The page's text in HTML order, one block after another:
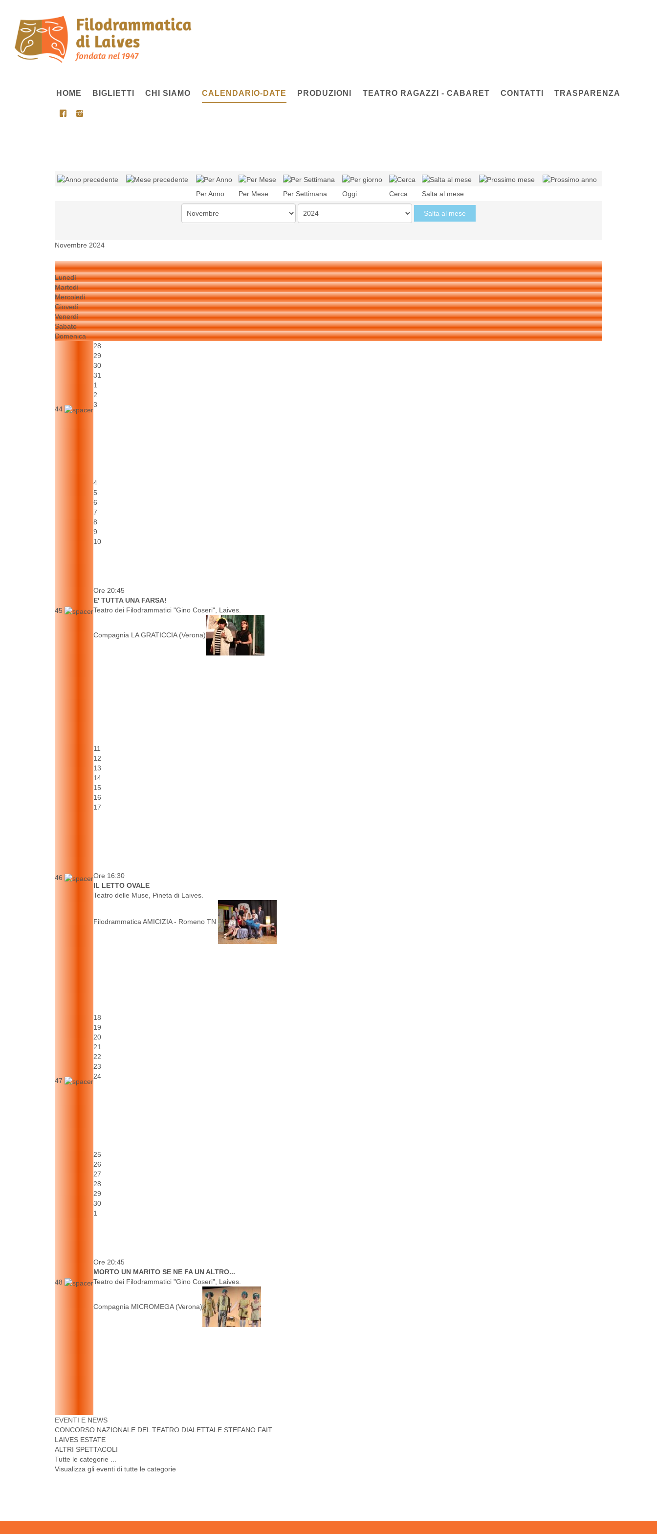
HOME BIGLIETTI CHI SIAMO CALENDARIO-DATE PRODUZIONI TEATRO RAGAZZI - CABARET CONTATTI TRASPARENZA
Per Anno Per Mese Per Settimana Oggi Cerca Salta al mese
Salta al mese
Novembre 2024
Lunedì
Martedì
Mercoledì
Giovedì
Venerdì
Sabato
Domenica
44
28
29
30
31
1
2
3
45
4
5
6
7
8
9
10
Ore 20:45
E' TUTTA UNA FARSA!
Teatro dei Filodrammatici "Gino Coseri", Laives.
Compagnia LA GRATICCIA (Verona)
46
11
12
13
14
15
16
17
Ore 16:30
IL LETTO OVALE
Teatro delle Muse, Pineta di Laives.
Filodrammatica AMICIZIA - Romeno TN
47
18
19
20
21
22
23
24
48
25
26
27
28
29
30
1
Ore 20:45
MORTO UN MARITO SE NE FA UN ALTRO...
Teatro dei Filodrammatici "Gino Coseri", Laives.
Compagnia MICROMEGA (Verona)
EVENTI E NEWS
CONCORSO NAZIONALE DEL TEATRO DIALETTALE STEFANO FAIT
LAIVES ESTATE
ALTRI SPETTACOLI
Tutte le categorie ...
Visualizza gli eventi di tutte le categorie